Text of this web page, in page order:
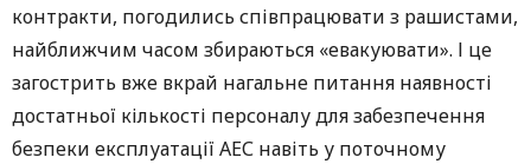
контракти, погодились співпрацювати з рашистами,
найближчим часом збираються «евакуювати». І це
загострить вже вкрай нагальне питання наявності
достатньої кількості персоналу для забезпечення
безпеки експлуатації АЕС навіть у поточному